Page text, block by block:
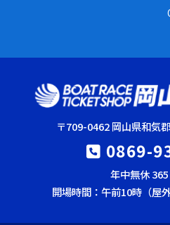
〒709-0462 岡山県和気
0869-
年中無休
開場時間：午前10時（屋